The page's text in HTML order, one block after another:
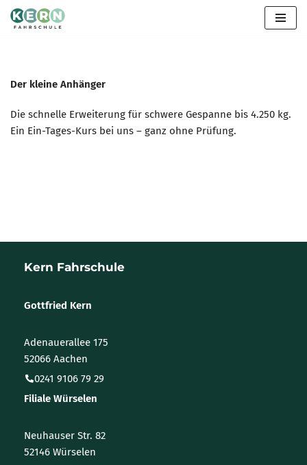
Der kleine Anhänger
Die schnelle Erweiterung für schwere Gespanne bis 4.250 kg.
Ein Ein-Tages-Kurs bei uns – ganz ohne Prüfung.
Kern Fahrschule
Gottfried Kern
Adenauerallee 175
52066 Aachen
0241 9106 79 29
Filiale Würselen
Neuhauser Str. 82
52146 Würselen